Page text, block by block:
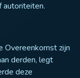
autoriteiten.
Overeenkomst zijn
derden, legt
deze